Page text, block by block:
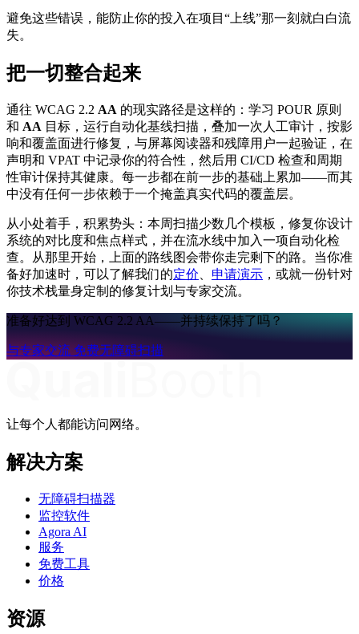
避免这些错误，能防止你的投入在项目“上线”那一刻就白白流
失。
把一切整合起来
通往 WCAG 2.2 AA 的现实路径是这样的：学习 POUR 原则
和 AA 目标，运行自动化基线扫描，叠加一次人工审计，按影
响和覆盖面进行修复，与屏幕阅读器和残障用户一起验证，在
声明和 VPAT 中记录你的符合性，然后用 CI/CD 检查和周期
性审计保持其健康。每一步都在前一步的基础上累加——而其
中没有任何一步依赖于一个掩盖真实代码的覆盖层。
从小处着手，积累势头：本周扫描少数几个模板，修复你设计
系统的对比度和焦点样式，并在流水线中加入一项自动化检
查。从那里开始，上面的路线图会带你走完剩下的路。当你准
备好加速时，可以了解我们的定价 申请演示 ，或就一份针对
你技术栈量身定制的修复计划与专家交流。
准备好达到 WCAG 2.2 AA——并持续保持了吗？
与专家交流 免费无障碍扫描
让每个人都能访问网络。
解决方案
无障碍扫描器
监控软件
Agora AI
服务
免费工具
价格
资源